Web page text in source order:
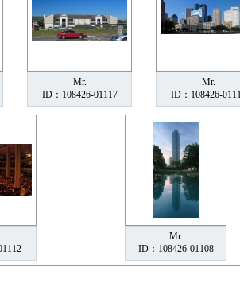
Mr.
ID：108426-01117
Mr.
ID：108426-
Mr.
ID：108426-01108